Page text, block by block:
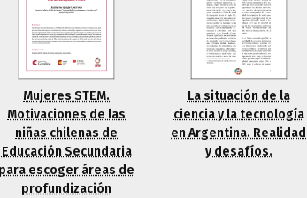
Mujeres STEM.
Motivaciones de las
niñas chilenas de
Educación Secundaria
para escoger áreas de
profundización
La situación de la
ciencia y la tecnología
en Argentina. Realidad
y desafíos.